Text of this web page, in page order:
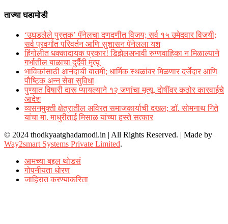
ताज्या घडामोडी
‘उघडलेले पुस्तक’ पॅनेलचा दणदणीत विजय; सर्व १५ उमेदवार विजयी;
सर्व प्रवर्गांत परिवर्तन आणि सुशासन पॅनेलला यश
हिंगोलीत धक्कादायक प्रकार! डिझेलअभावी रुग्णवाहिका न मिळाल्याने
गर्भातील बाळाचा दुर्दैवी मृत्यू
भाविकांसाठी आनंदाची बातमी; धार्मिक स्थळांवर मिळणार दर्जेदार आणि
पौष्टिक अन्न सेवा सुविधा
पुण्यात विषारी दारू प्यायल्याने १२ जणांचा मृत्यू, दोषींवर कठोर कारवाईचे
आदेश
व्यसनमुक्ती क्षेत्रातील अविरत समाजकार्याची दखल; डॉ. सोमनाथ गिते
यांचा मा. माधुरीताई मिसाळ यांच्या हस्ते सत्कार
© 2024 thodkyaatghadamodi.in | All Rights Reserved. | Made by
Way2smart Systems Private Limited.
आमच्या बद्दल थोडसं
गोपनीयता धोरण
जाहिरात करण्याकरिता